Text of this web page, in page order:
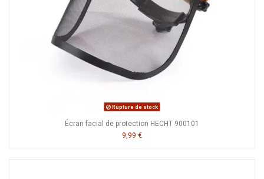
Rupture de stock
Écran facial de protection HECHT 900101
9,99 €